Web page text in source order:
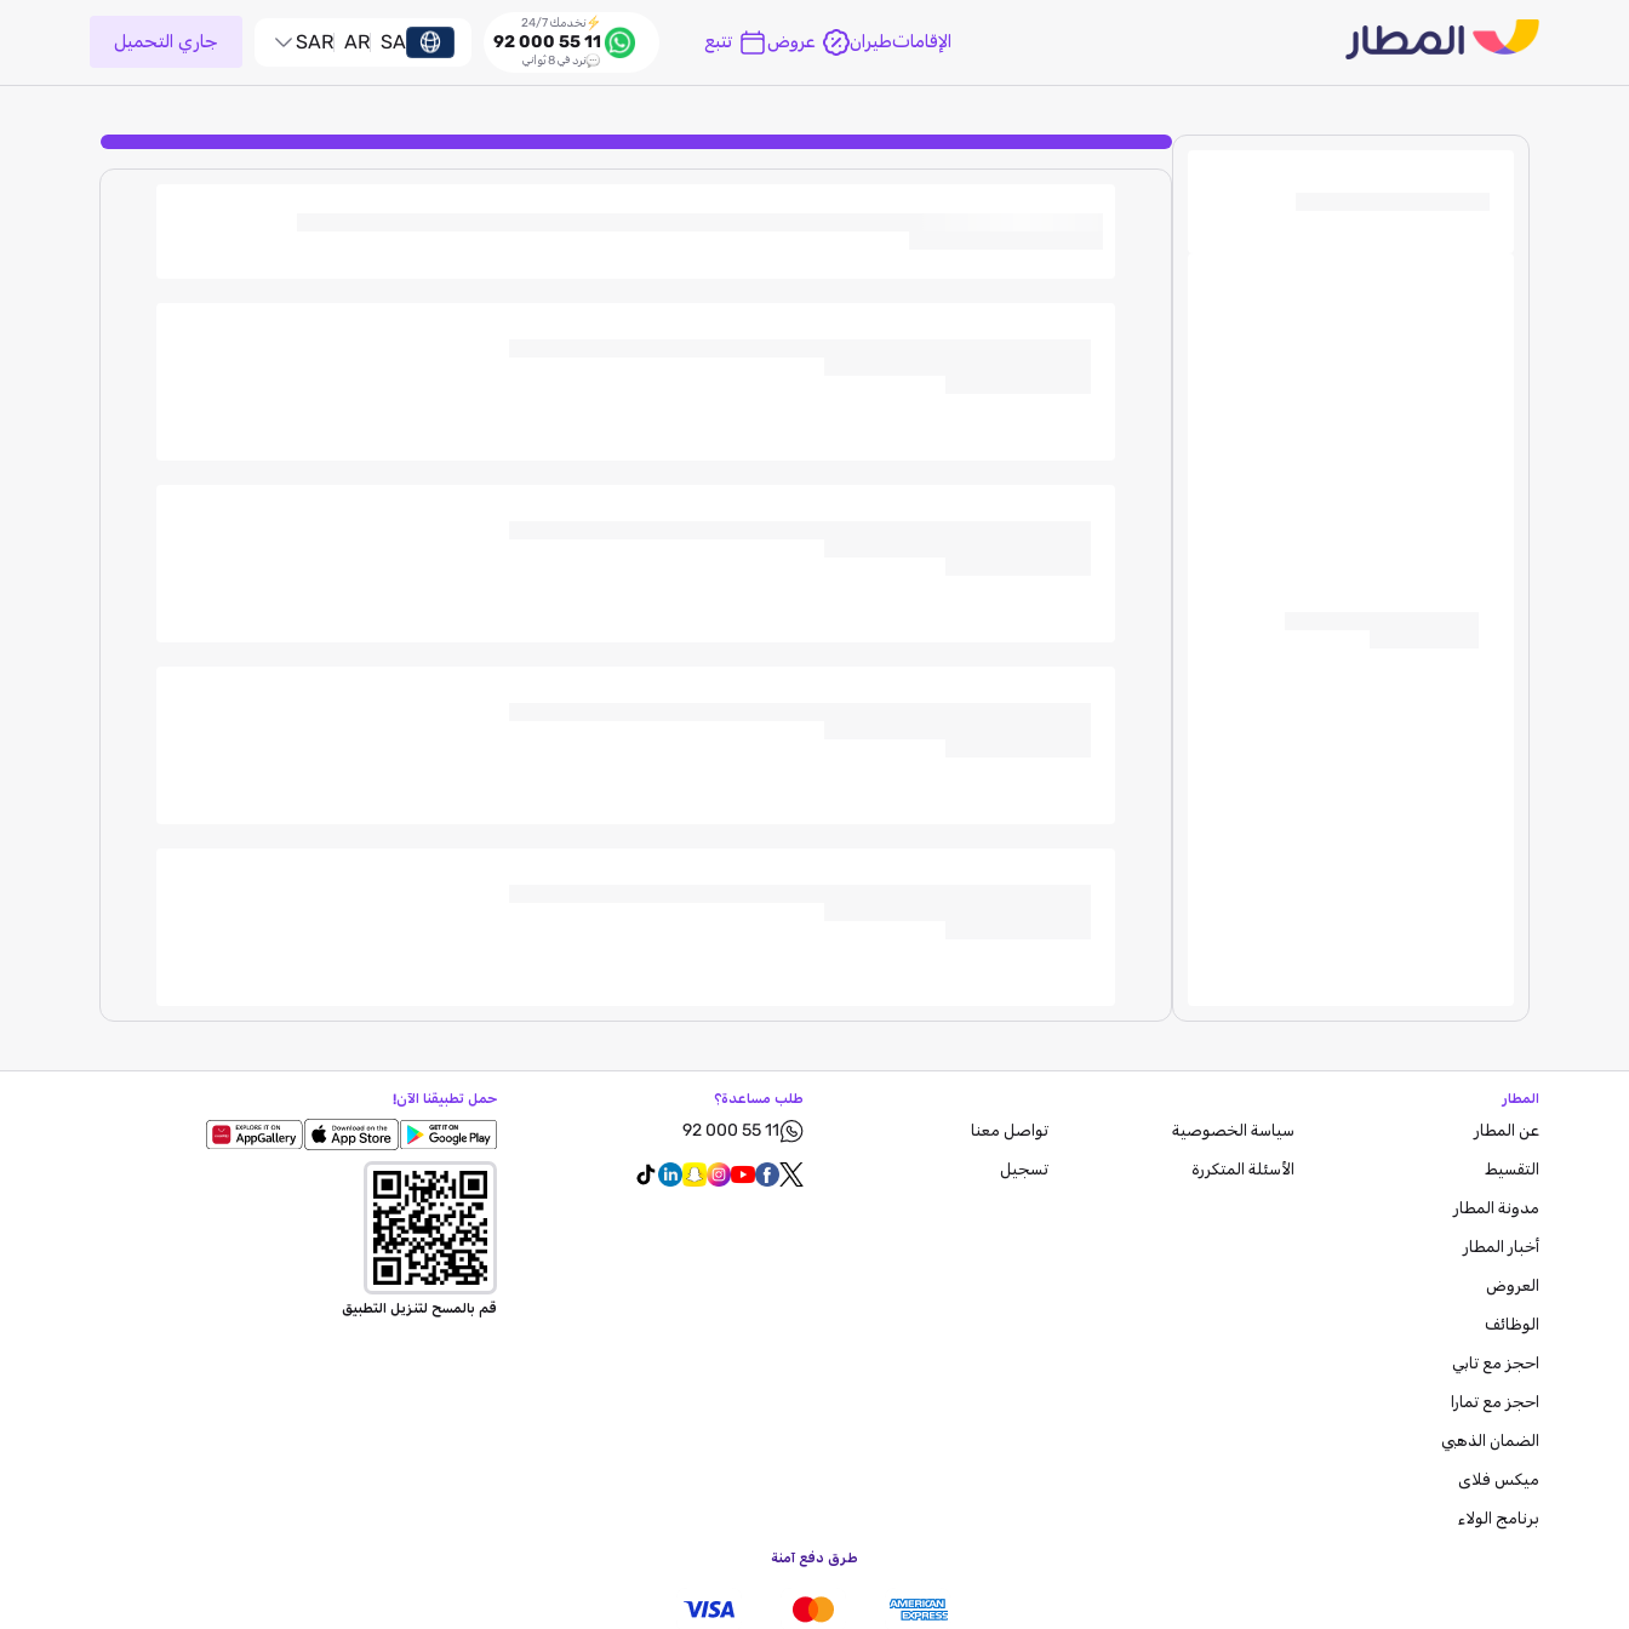
الإقاماتطيران عروض تتبع
نخدمك 24/7
92 000 55 11
نرد في 8 ثواني
SA
AR
SAR جاري التحميل
المطار
عن المطار
التقسيط
مدونة المطار
أخبار المطار
العروض
الوظائف
احجز مع تابي
احجز مع تمارا
الضمان الذهبي
ميكس فلاى
برنامج الولاء
سياسة الخصوصية
الأسئلة المتكررة
تواصل معنا
تسجيل
طلب مساعدة؟
92 000 55 11
حمل تطبيقنا الآن!
قم بالمسح لتنزيل التطبيق
طرق دفع آمنة